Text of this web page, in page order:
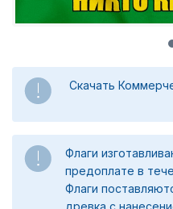
Скачать
Флаги
предоплате в
Флаги
древка с